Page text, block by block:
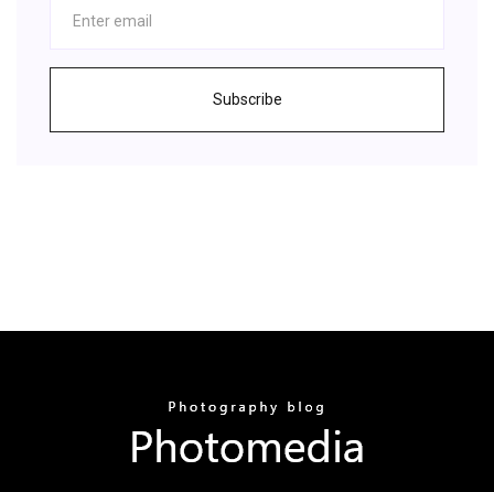
Subscribe